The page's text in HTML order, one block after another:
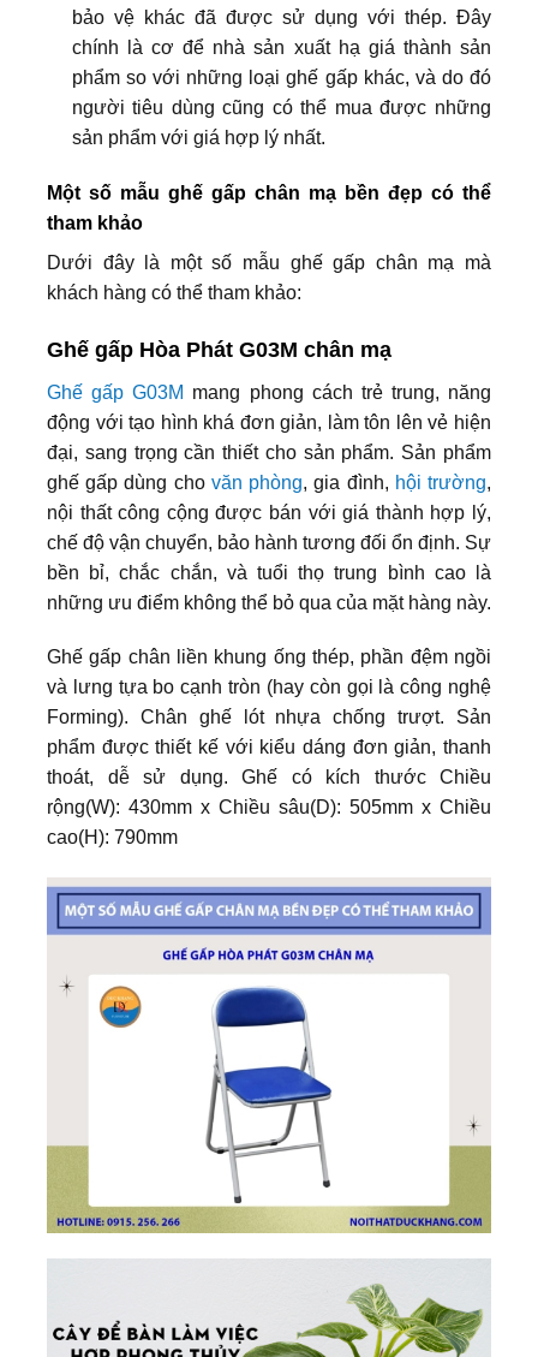
bảo vệ khác đã được sử dụng với thép. Đây
chính là cơ để nhà sản xuất hạ giá thành sản
phẩm so với những loại ghế gấp khác, và do đó
người tiêu dùng cũng có thể mua được những
sản phẩm với giá hợp lý nhất.
Một số mẫu ghế gấp chân mạ bền đẹp có thể
tham khảo
Dưới đây là một số mẫu ghế gấp chân mạ mà
khách hàng có thể tham khảo:
Ghế gấp Hòa Phát G03M chân mạ
Ghế gấp G03M mang phong cách trẻ trung, năng
động với tạo hình khá đơn giản, làm tôn lên vẻ hiện
đại, sang trọng cần thiết cho sản phẩm. Sản phẩm
ghế gấp dùng cho văn phòng, gia đình, hội trường,
nội thất công cộng được bán với giá thành hợp lý,
chế độ vận chuyển, bảo hành tương đối ổn định. Sự
bền bỉ, chắc chắn, và tuổi thọ trung bình cao là
những ưu điểm không thể bỏ qua của mặt hàng này.
Ghế gấp chân liền khung ống thép, phần đệm ngồi
và lưng tựa bo cạnh tròn (hay còn gọi là công nghệ
Forming). Chân ghế lót nhựa chống trượt. Sản
phẩm được thiết kế với kiểu dáng đơn giản, thanh
thoát, dễ sử dụng. Ghế có kích thước Chiều
rộng(W): 430mm x Chiều sâu(D): 505mm x Chiều
cao(H): 790mm